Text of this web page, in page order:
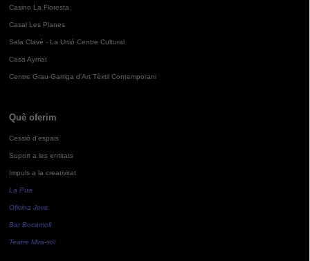
Casino La Floresta
Casal Les Planes
Sala Clavé - La Unió Centre Cultural
Casa Aymat
Centre Grau-Garriga d'Art Tèxtil Contemporani
Què oferim
Cessió d'espais
Suport a les entitats
Impuls a la creativitat
La Pua
Oficina Jove
Bar Bocamoll
Teatre Mira-sol